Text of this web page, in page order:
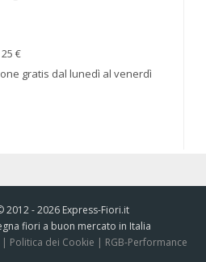
€
gratis dal lunedì al venerdì
2012 - 2026 Express-Fiori.it
fiori a buon mercato in Italia
| Politica dei Cookie | RGB-Performance